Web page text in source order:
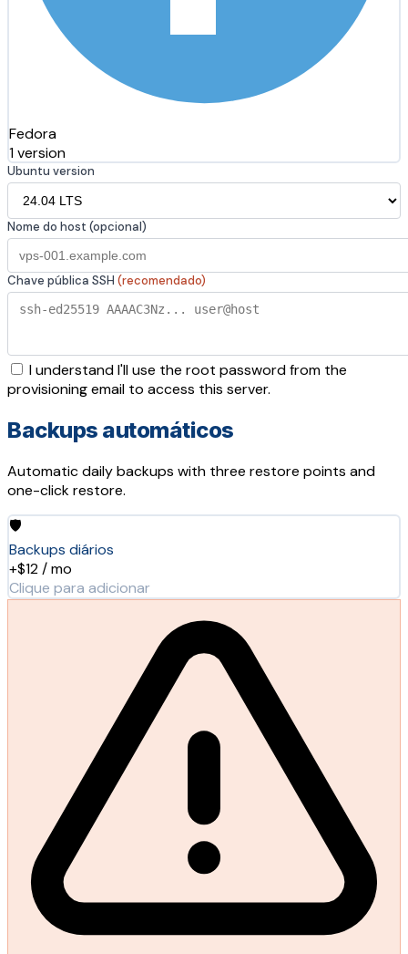
Fedora
1 version
Ubuntu version
Nome do host (opcional)
Chave pública SSH (recomendado)
I understand I'll use the root password from the
provisioning email to access this server.
Backups automáticos
Automatic daily backups with three restore points and
one-click restore.
🛡️
Backups diários
+$12 / mo
Clique para adicionar